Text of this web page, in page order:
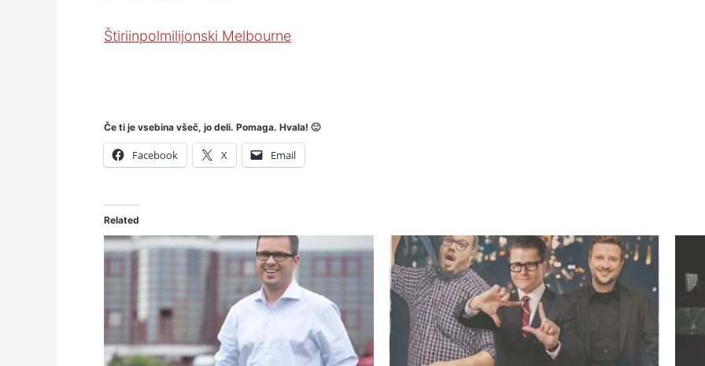
Štiriinpolmilijonski Melbourne
Če ti je vsebina všeč, jo deli. Pomaga. Hvala! 🙂
Facebook X Email
Related